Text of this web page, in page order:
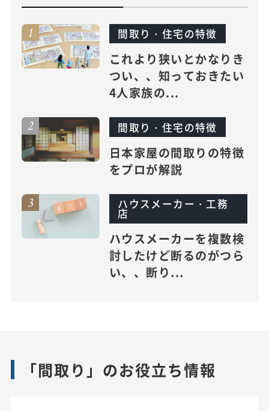
間取り・住宅の特徴
これより狭いとかなりき
つい、、知っておきたい
4人家族の...
間取り・住宅の特徴
日本家屋の間取りの特徴
をプロが解説
ハウスメーカー・工務
店
ハウスメーカーを複数検
討したけど断るのがつら
い、、断り...
「間取り」のお役立ち情報